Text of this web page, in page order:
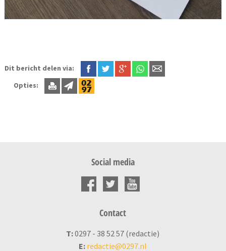
Dit bericht delen via:
Opties:
Social media
Contact
T:0297 - 38 52 57 (redactie)
E: redactie@0297.nl